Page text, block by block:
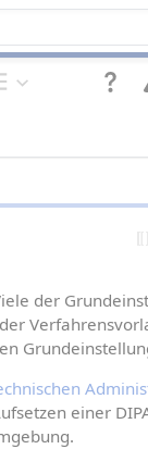
u
u
der
einer